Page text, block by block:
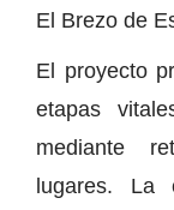
El Brezo de
El proyecto
etapas
mediante
lugares. La